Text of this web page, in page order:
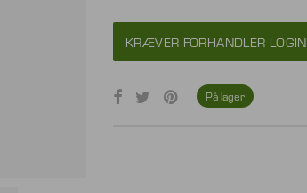
KRÆVER FORHANDLER LOGIN
På lager